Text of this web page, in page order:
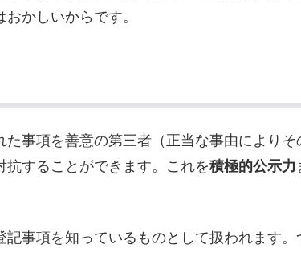
かしいからです。
事項を善意の第三者（正当な事由によりそ
することができます。これを積極的公示力
記事項を知っているものとして扱われます